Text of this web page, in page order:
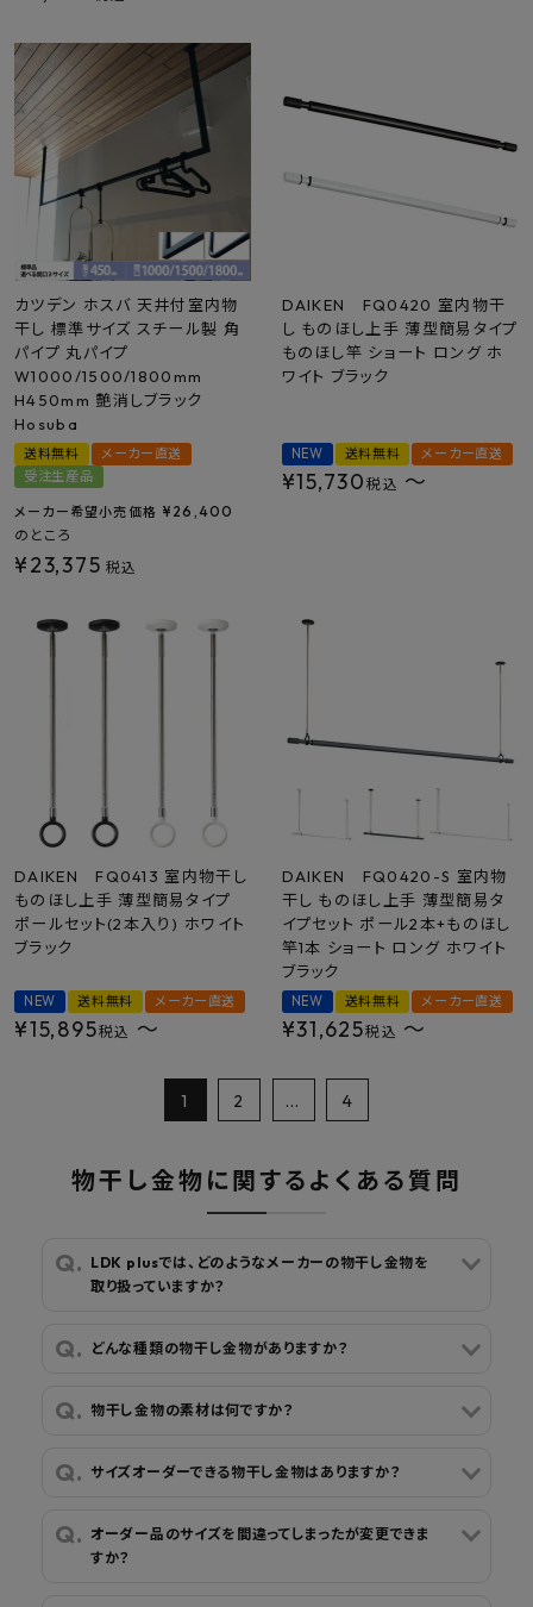
カツデン ホスバ 天井付室内物
干し 標準サイズ スチール製 角
パイプ 丸パイプ
W1000/1500/1800mm
H450mm 艶消しブラック
Hosuba
送料無料
メーカー直送
受注生産品
メーカー希望小売価格 ¥ 26,400
のところ
¥23,375 税込
DAIKEN FQ0420 室内物干
し ものほし上手 薄型簡易タイプ
ものほし竿 ショート ロング ホ
ワイト ブラック
NEW 送料無料 メーカー直送
¥15,730税込 〜
DAIKEN FQ0413 室内物干し
ものほし上手 薄型簡易タイプ
ポールセット(2本入り) ホワイト
ブラック
NEW 送料無料 メーカー直送
¥15,895税込 〜
DAIKEN FQ0420-S 室内物
干し ものほし上手 薄型簡易タ
イプセット ポール2本+ものほし
竿1本 ショート ロング ホワイト
ブラック
NEW 送料無料 メーカー直送
¥31,625税込 〜
1 2 … 4
物干し金物に関するよくある質問
LDK plusでは、どのようなメーカーの物干し金物を
取り扱っていますか？
どんな種類の物干し金物がありますか？
物干し金物の素材は何ですか？
サイズオーダーできる物干し金物はありますか？
オーダー品のサイズを間違ってしまったが変更できま
すか？